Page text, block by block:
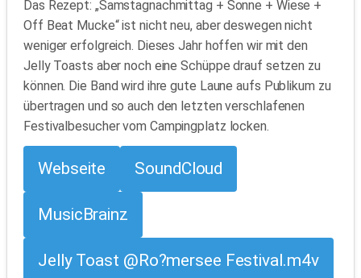
Das Rezept: „Samstagnachmittag + Sonne + Wiese +
Off Beat Mucke“ ist nicht neu, aber deswegen nicht
weniger erfolgreich. Dieses Jahr hoffen wir mit den
Jelly Toasts aber noch eine Schüppe drauf setzen zu
können. Die Band wird ihre gute Laune aufs Publikum zu
übertragen und so auch den letzten verschlafenen
Festivalbesucher vom Campingplatz locken.
Webseite SoundCloud
MusicBrainz
Jelly Toast @Ro?mersee Festival.m4v